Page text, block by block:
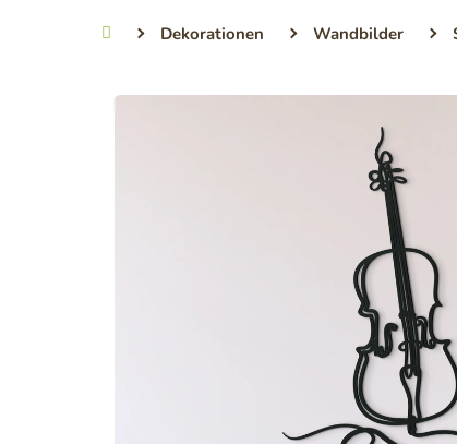
StartseiteDekorationen Wandbilder